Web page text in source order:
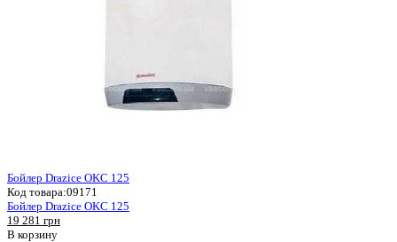
Бойлер Drazice OKC 125
Код товара:09171
Бойлер Drazice OKC 125
19 281 грн
В корзину